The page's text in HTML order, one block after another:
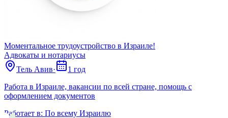
Моментальное трудоустройство в Израиле!
Адвокаты и нoтариусы
Тель Авив·
1 год
Работа в Израиле, вакансии по всей стране, помощь с
оформлением документов
Работает в: По всему Израилю